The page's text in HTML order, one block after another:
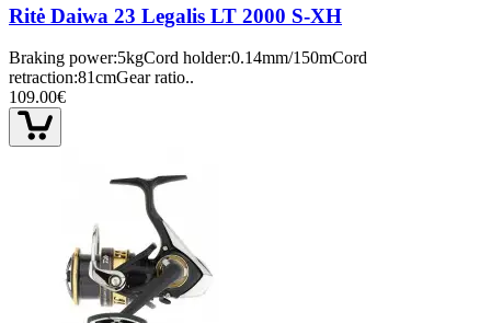
Ritė Daiwa 23 Legalis LT 2000 S-XH
Braking power:5kgCord holder:0.14mm/150mCord
retraction:81cmGear ratio..
109.00€